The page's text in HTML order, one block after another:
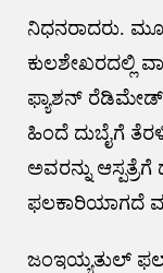
ನಿಧನರಾದರು.
ಕುಲಶೇಖರದಲ್ಲಿ
ಫ್ಯಾಶನ್ ರೆಡಿಮೇಡ್
ಹಿಂದೆ ದುಬೈಗೆ
ಅವರನ್ನು
ಫಲಕಾರಿಯಾಗದೆ
ಜಂಇಯ್ಯತುಲ್